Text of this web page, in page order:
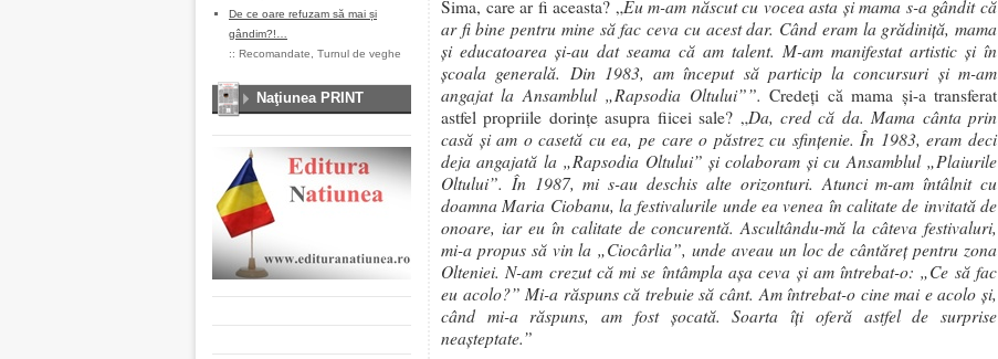
De ce oare refuzam să mai și
gândim?!…
:: Recomandate Turnul de veghe
Naţiunea PRINT
Sima, care ar fi aceasta? „Eu m-am născut cu vocea asta şi mama s-a gândit că
ar fi bine pentru mine să fac ceva cu acest dar. Când eram la grădiniţă, mama
şi educatoarea şi-au dat seama că am talent. M-am manifestat artistic şi în
şcoala generală. Din 1983, am început să particip la concursuri şi m-am
angajat la Ansamblul „Rapsodia Oltului””.Credeţi că mama şi-a transferat
astfel propriile dorinţe asupra fiicei sale? „Da, cred că da. Mama cânta prin
casă şi am o casetă cu ea, pe care o păstrez cu sfinţenie. În 1983, eram deci
deja angajată la „Rapsodia Oltului” şi colaboram şi cu Ansamblul „Plaiurile
Oltului”. În 1987, mi s-au deschis alte orizonturi. Atunci m-am întâlnit cu
doamna Maria Ciobanu, la festivalurile unde ea venea în calitate de invitată de
onoare, iar eu în calitate de concurentă. Ascultându-mă la câteva festivaluri,
mi-a propus să vin la „Ciocârlia”, unde aveau un loc de cântăreţ pentru zona
Olteniei. N-am crezut că mi se întâmpla aşa ceva şi am întrebat-o: „Ce să fac
eu acolo?” Mi-a răspuns că trebuie să cânt. Am întrebat-o cine mai e acolo şi,
când mi-a răspuns, am fost şocată. Soarta îţi oferă astfel de surprise
neaşteptate.”